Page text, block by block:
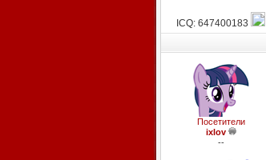
ICQ: 647400183
Посетители
ixlov
--